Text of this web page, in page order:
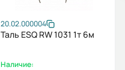
20.02.000004
Таль ESQ RW 1031 1т 6м
Наличие: